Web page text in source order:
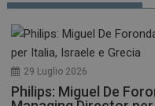
29 Luglio 2026
Philips: Miguel De